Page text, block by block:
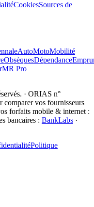
CookiesSources de
AutoMotoMobilité
ObsèquesDépendance
MR Pro
· ORIAS n°
comparer vos fournisseurs
forfaits mobile & internet :
bancaires : BankLabs ·
Politique